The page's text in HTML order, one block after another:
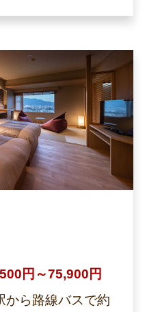
円～75,900円
から路線バスで約